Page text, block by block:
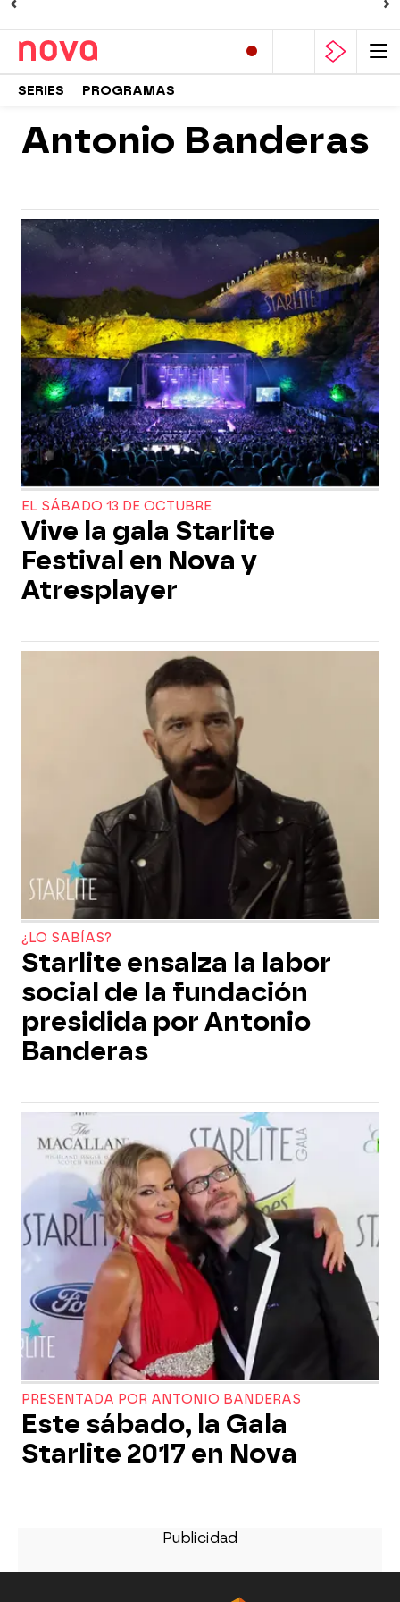
SERIES PROGRAMAS
Antonio Banderas
EL SÁBADO 13 DE OCTUBRE
Vive la gala Starlite
Festival en Nova y
Atresplayer
¿LO SABÍAS?
Starlite ensalza la labor
social de la fundación
presidida por Antonio
Banderas
PRESENTADA POR ANTONIO BANDERAS
Este sábado, la Gala
Starlite 2017 en Nova